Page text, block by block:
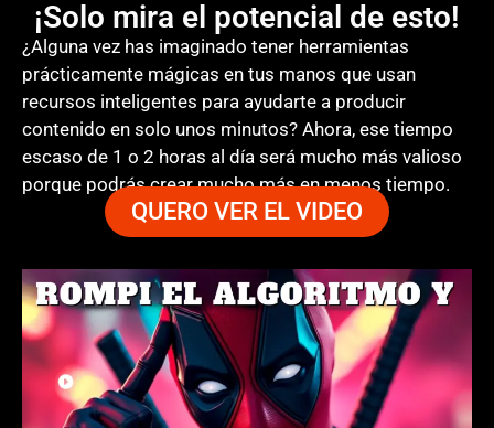
¡Solo mira el potencial de esto!
¿Alguna vez has imaginado tener herramientas
prácticamente mágicas en tus manos que usan
recursos inteligentes para ayudarte a producir
contenido en solo unos minutos? Ahora, ese tiempo
escaso de 1 o 2 horas al día será mucho más valioso
porque podrás crear mucho más en menos tiempo.
QUERO VER EL VIDEO